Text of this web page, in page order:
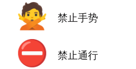
🙅 禁止手势
⛔ 禁止通行